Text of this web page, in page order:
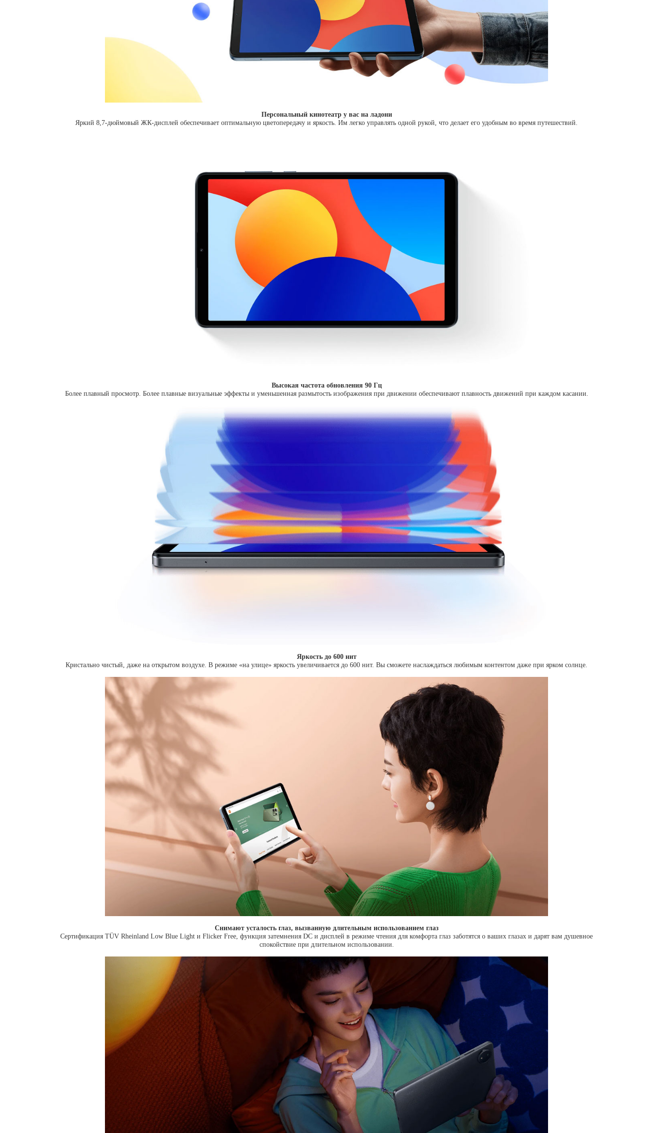
Персональный кинотеатр у вас на ладони
Яркий 8,7-дюймовый ЖК-дисплей обеспечивает оптимальную цветопередачу и яркость. Им легко управлять одной рукой, что делает его удобным во время путешествий.
Высокая частота обновления 90 Гц
Более плавный просмотр. Более плавные визуальные эффекты и уменьшенная размытость изображения при движении обеспечивают плавность движений при каждом касании.
Яркость до 600 нит
Кристально чистый, даже на открытом воздухе. В режиме «на улице» яркость увеличивается до 600 нит. Вы сможете наслаждаться любимым контентом даже при ярком солнце.
Снимают усталость глаз, вызванную длительным использованием глаз
Сертификация TÜV Rheinland Low Blue Light и Flicker Free, функция затемнения DC и дисплей в режиме чтения для комфорта глаз заботятся о ваших глазах и дарят вам душевное
спокойствие при длительном использовании.